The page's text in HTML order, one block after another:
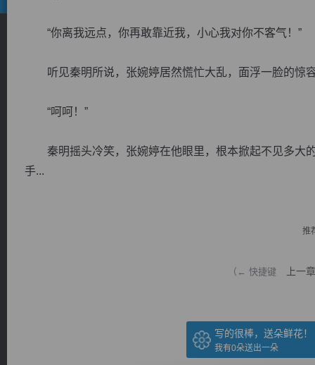
“你离我远点，你再敢靠近我，小心我对你不客气！”
听见秦明所说，张婉婷居然慌忙大乱，面浮一脸的惊
“呵呵！”
秦明摇头冷笑，张婉婷在他眼里，根本掀起不见多大
手...
推
（← 快捷键 上一章
写的很棒，送朵鲜花！
我有0朵送出一朵